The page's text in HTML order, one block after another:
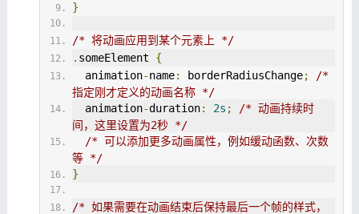
}
/* 将动画应用到某个元素上 */
. someElement {
  animation
-name: borderRadiusChange; /*
指定刚才定义的动画名称 */
  animation
-duration: 2s ; /* 动画持续时
间，这里设置为2秒 */
/* 可以添加更多动画属性，例如缓动函数、次数
等 */
}
/* 如果需要在动画结束后保持最后一个帧的样式，